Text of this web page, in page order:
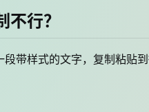
行？
带样式的文字，复制粘贴到